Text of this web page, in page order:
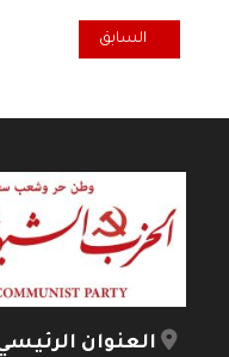
المقال السابق: من
السابق
العنوان